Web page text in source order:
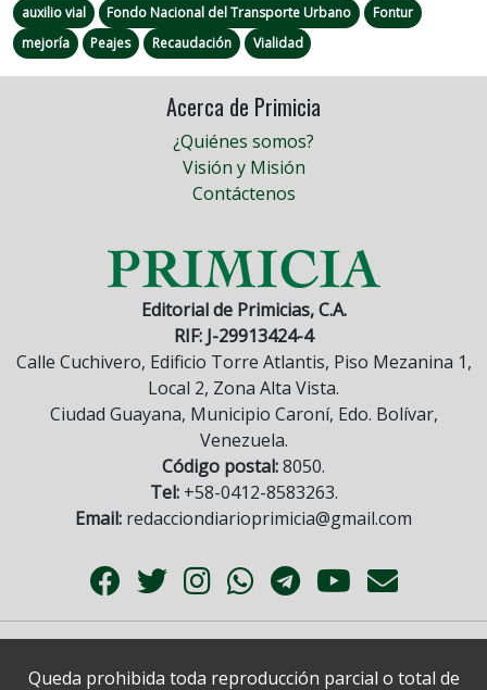
auxilio vial Fondo Nacional del Transporte Urbano
Fontur
mejoría
Peajes Recaudación Vialidad
Acerca de Primicia
¿Quiénes somos?
Visión y Misión
Contáctenos
Editorial de Primicias, C.A.
RIF: J-29913424-4
Calle Cuchivero, Edificio Torre Atlantis, Piso Mezanina 1,
Local 2, Zona Alta Vista.
Ciudad Guayana, Municipio Caroní, Edo. Bolívar,
Venezuela.
Código postal:8050.
Tel:+58-0412-8583263.
Email: redacciondiarioprimicia@gmail.com
Queda prohibida toda reproducción parcial o total de